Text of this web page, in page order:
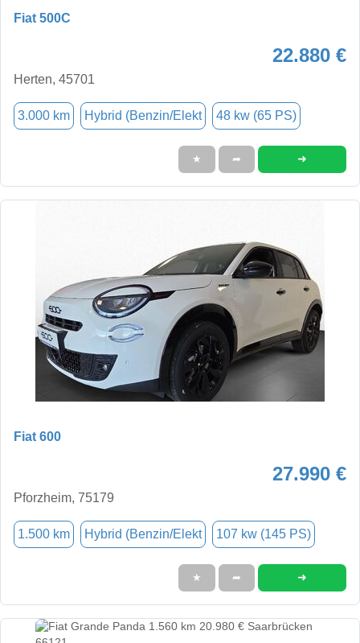
Fiat 500C
22.880 €
Herten, 45701
3.000 km Hybrid (Benzin/Elekt 48 kw (65 PS)
★ ➦ ➜
Fiat 600
27.990 €
Pforzheim, 75179
1.500 km Hybrid (Benzin/Elekt 107 kw (145 PS)
★ ➦ ➜